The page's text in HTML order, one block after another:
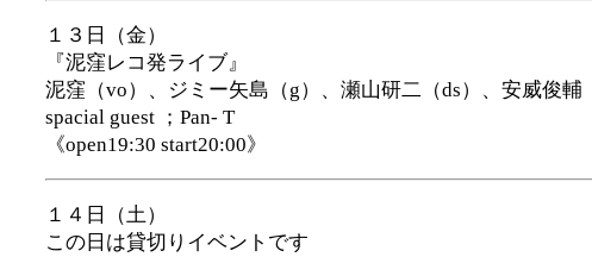
１３日（金）
『泥窪レコ発ライブ』
泥窪（vo）、ジミー矢島（g）、瀬山研二（ds）、安威俊輔
spacial guest ；Pan- T
《open19:30 start20:00》
１４日（土）
この日は貸切りイベントです